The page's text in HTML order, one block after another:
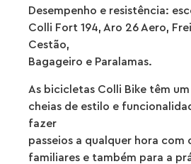
Desempenho e resistência:
Colli Fort 194, Aro 26 Aero,
Cestão,
Bagageiro e Paralamas.
As bicicletas Colli Bike têm
cheias de estilo e
fazer
passeios a qualquer hora com
familiares e também para a